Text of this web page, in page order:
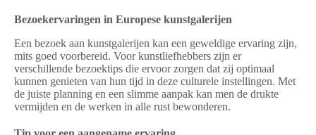
Bezoekervaringen in Europese kunstgalerijen
Een bezoek aan kunstgalerijen kan een geweldige ervaring zijn,
mits goed voorbereid. Voor kunstliefhebbers zijn er
verschillende bezoektips die ervoor zorgen dat zij optimaal
kunnen genieten van hun tijd in deze culturele instellingen. Met
de juiste planning en een slimme aanpak kan men de drukte
vermijden en de werken in alle rust bewonderen.